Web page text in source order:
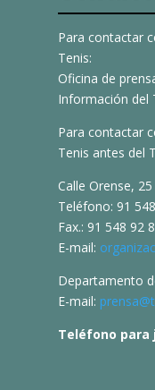
Para contactar
Tenis:
Oficina de
Información del
Para contactar
Tenis antes del
Calle Orense,
Teléfono: 91
Fax.: 91 548 92
E-mail:
Departamento
E-mail:
Teléfono para